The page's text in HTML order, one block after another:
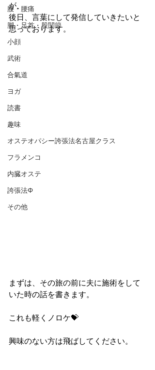
腰・腰痛
脚・足首・股関節
小顔
武術
合氣道
ヨガ
読書
趣味
オステオパシー誇張法名古屋クラス
フラメンコ
内臓オステ
誇張法Φ
その他
が、
後日、言葉にして発信していきたいと
思っております。
まずは、その旅の前に夫に施術をして
いた時の話を書きます。
これも軽くノロケ💝
興味のない方は飛ばしてください。